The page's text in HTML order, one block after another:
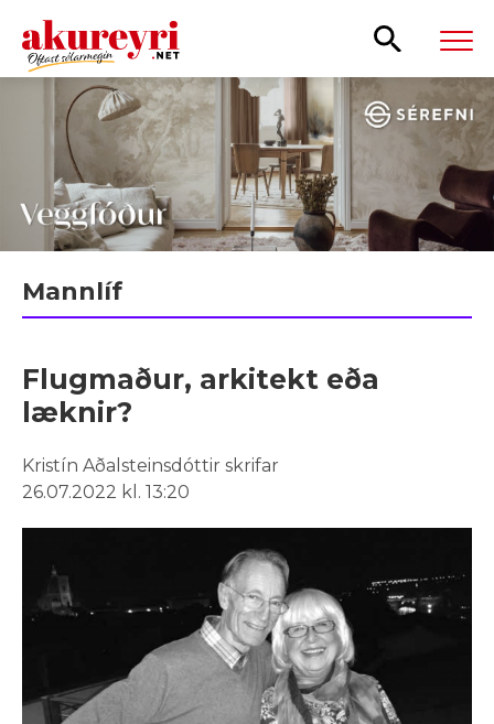
Leita
Mannlíf
Flugmaður, arkitekt eða
læknir?
Kristín Aðalsteinsdóttir skrifar
26.07.2022 kl. 13:20